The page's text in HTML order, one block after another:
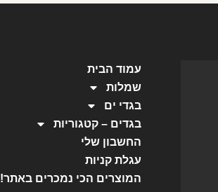
עמוד הבית
שמלות
בגדי ים
בגדים – קטגוריות
החשבון שלי
עגלת קניות
המוצרים הכי נמכרים באתר!